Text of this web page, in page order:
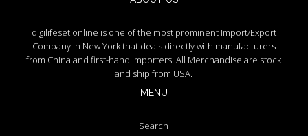
digilifeset.online is one of the most prominent Import/Export
Company in New York that deals directly with manufacturers
from China and first-hand importers. All Merchandise are stock
and ship from USA.
MENU
Search